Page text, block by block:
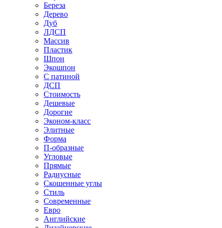
Береза
Дерево
Дуб
ЛДСП
Массив
Пластик
Шпон
Экошпон
С патиной
ДСП
Стоимость
Дешевые
Дорогие
Эконом-класс
Элитные
Форма
П-образные
Угловые
Прямые
Радиусные
Скошенные углы
Стиль
Современные
Евро
Английские